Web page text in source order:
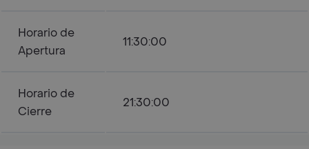
Horario de
Apertura
11:30:00
Horario de
Cierre
21:30:00